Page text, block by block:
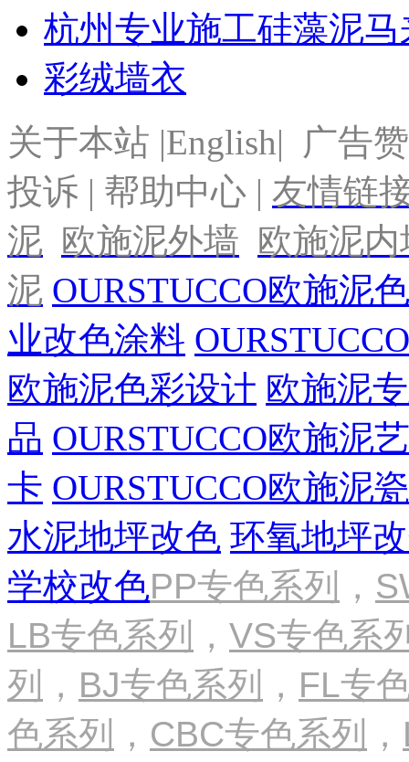
杭州专业施工硅藻泥
彩绒墙衣
关于本站 |English| 广告
投诉 | 帮助中心 | 友情链
泥 欧施泥外墙 欧施泥内
泥 OURSTUCCO欧施泥
业改色涂料
欧施泥色彩设计 欧施泥
品 OURSTUCCO欧施泥
卡 OURSTUCCO欧施泥
水泥地坪改色 环氧地坪
学校改色PP专色系列 ，
LB专色系列
， VS专色系
列
， BJ专色系列 ， FL专
色系列
， CBC专色系列 ，